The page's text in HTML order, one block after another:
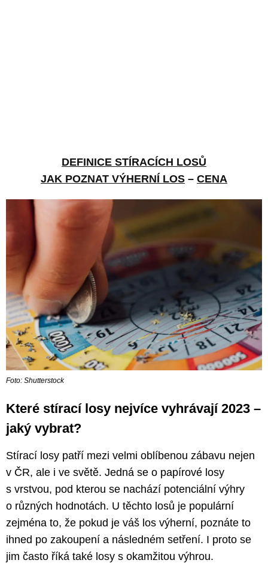
DEFINICE STÍRACÍCH LOSŮ
JAK POZNAT VÝHERNÍ LOS – CENA
Foto: Shutterstock
Které stírací losy nejvíce vyhrávají 2023 –
jaký vybrat?
Stírací losy patří mezi velmi oblíbenou zábavu nejen
v ČR, ale i ve světě. Jedná se o papírové losy
s vrstvou, pod kterou se nachází potenciální výhry
o různých hodnotách. U těchto losů je populární
zejména to, že pokud je váš los výherní, poznáte to
ihned po zakoupení a následném setření. I proto se
jim často říká také losy s okamžitou výhrou.